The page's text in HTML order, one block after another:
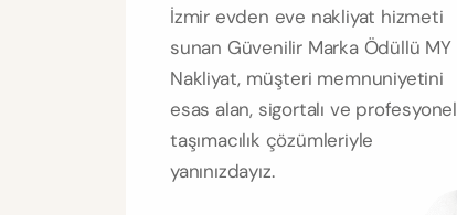
İzmir evden eve nakliyat hizmeti
sunan Güvenilir Marka Ödüllü MY
Nakliyat, müşteri memnuniyetini
esas alan, sigortalı ve profesyonel
taşımacılık çözümleriyle
yanınızdayız.